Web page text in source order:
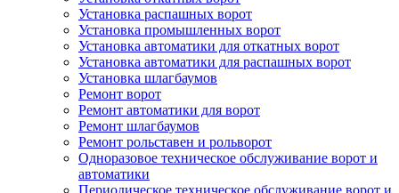
Установка распашных ворот
Установка промышленных ворот
Установка автоматики для откатных ворот
Установка автоматики для распашных ворот
Установка шлагбаумов
Ремонт ворот
Ремонт автоматики для ворот
Ремонт шлагбаумов
Ремонт рольставен и рольворот
Одноразовое техническое обслуживание ворот и
автоматики
Периодическое техническое обслуживание ворот и